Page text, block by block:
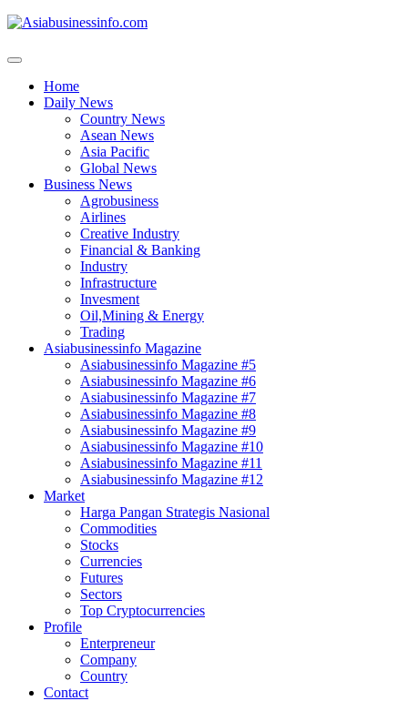
Home
Daily News
Country News
Asean News
Asia Pacific
Global News
Business News
Agrobusiness
Airlines
Creative Industry
Financial & Banking
Industry
Infrastructure
Invesment
Oil,Mining & Energy
Trading
Asiabusinessinfo Magazine
Asiabusinessinfo Magazine #5
Asiabusinessinfo Magazine #6
Asiabusinessinfo Magazine #7
Asiabusinessinfo Magazine #8
Asiabusinessinfo Magazine #9
Asiabusinessinfo Magazine #10
Asiabusinessinfo Magazine #11
Asiabusinessinfo Magazine #12
Market
Harga Pangan Strategis Nasional
Commodities
Stocks
Currencies
Futures
Sectors
Top Cryptocurrencies
Profile
Enterpreneur
Company
Country
Contact